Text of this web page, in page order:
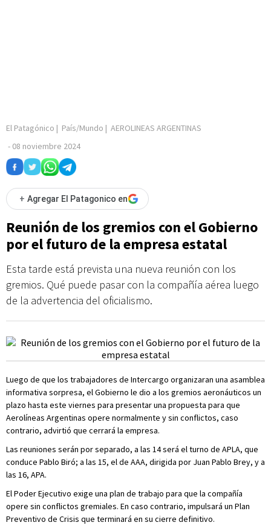
El Patagónico | País/Mundo | AEROLINEAS ARGENTINAS
- 08 noviembre 2024
+ Agregar El Patagonico en
Reunión de los gremios con el Gobierno
por el futuro de la empresa estatal
Esta tarde está prevista una nueva reunión con los
gremios. Qué puede pasar con la compañía aérea luego
de la advertencia del oficialismo.
Luego de que los trabajadores de Intercargo organizaran una asamblea
informativa sorpresa, el Gobierno le dio a los gremios aeronáuticos un
plazo hasta este viernes para presentar una propuesta para que
Aerolíneas Argentinas opere normalmente y sin conflictos, caso
contrario, advirtió que cerrará la empresa.
Las reuniones serán por separado, a las 14 será el turno de APLA, que
conduce Pablo Biró; a las 15, el de AAA, dirigida por Juan Pablo Brey, y a
las 16, APA.
El Poder Ejecutivo exige una plan de trabajo para que la compañía
opere sin conflictos gremiales. En caso contrario, impulsará un Plan
Preventivo de Crisis que terminará en su cierre definitivo.